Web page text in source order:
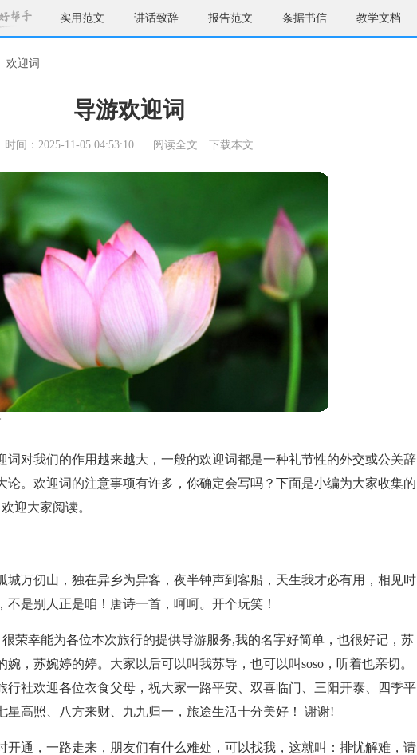
实用范文 讲话致辞 报告范文 条据书信 教学文档
欢迎词
导游欢迎词
时间：2025-11-05 04:53:10 阅读全文 下载本文
词对我们的作用越来越大，一般的欢迎词都是一种礼节性的外交或公关辞
论。欢迎词的注意事项有许多，你确定会写吗？下面是小编为大家收集的
迎大家阅读。
城万仞山，独在异乡为异客，夜半钟声到客船，天生我才必有用，相见时
是别人正是咱！唐诗一首，呵呵。开个玩笑！
荣幸能为各位本次旅行的提供导游服务,我的名字好简单，也很好记，苏
，苏婉婷的婷。大家以后可以叫我苏导，也可以叫soso，听着也亲切。
行社欢迎各位衣食父母，祝大家一路平安、双喜临门、三阳开泰、四季平
星高照、八方来财、九九归一，旅途生活十分美好！ 谢谢!
开通，一路走来，朋友们有什么难处，可以找我，这就叫：排忧解难，请